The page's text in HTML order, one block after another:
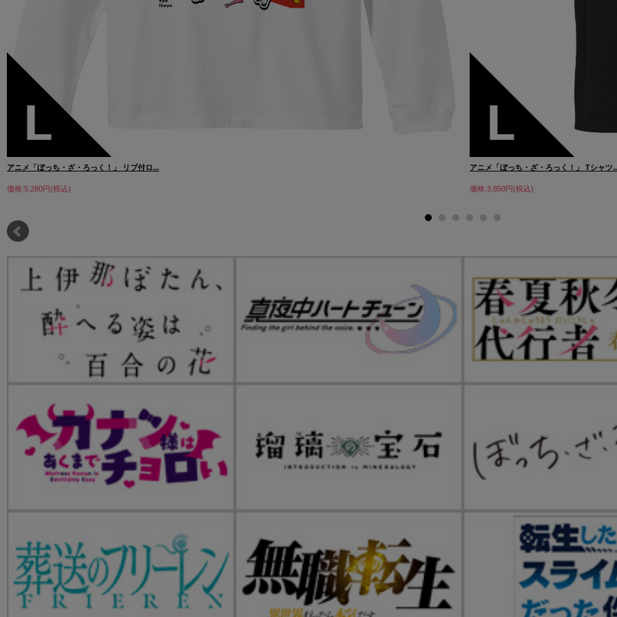
アニメ「ぼっち・ざ・ろっく！」 リブ付ロ...
価格:5,280円(税込)
アニメ「ぼっち・ざ・ろっく！」 Tシャツ
価格:3,850円(税込)